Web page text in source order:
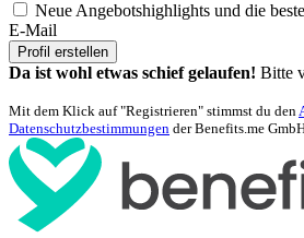
Neue Angebotshighlights und die
E-Mail
Profil erstellen
Da ist wohl etwas schief gelaufen! Bitte
Mit dem Klick auf "Registrieren" stimmst du den
Datenschutzbestimmungen der Benefits.me